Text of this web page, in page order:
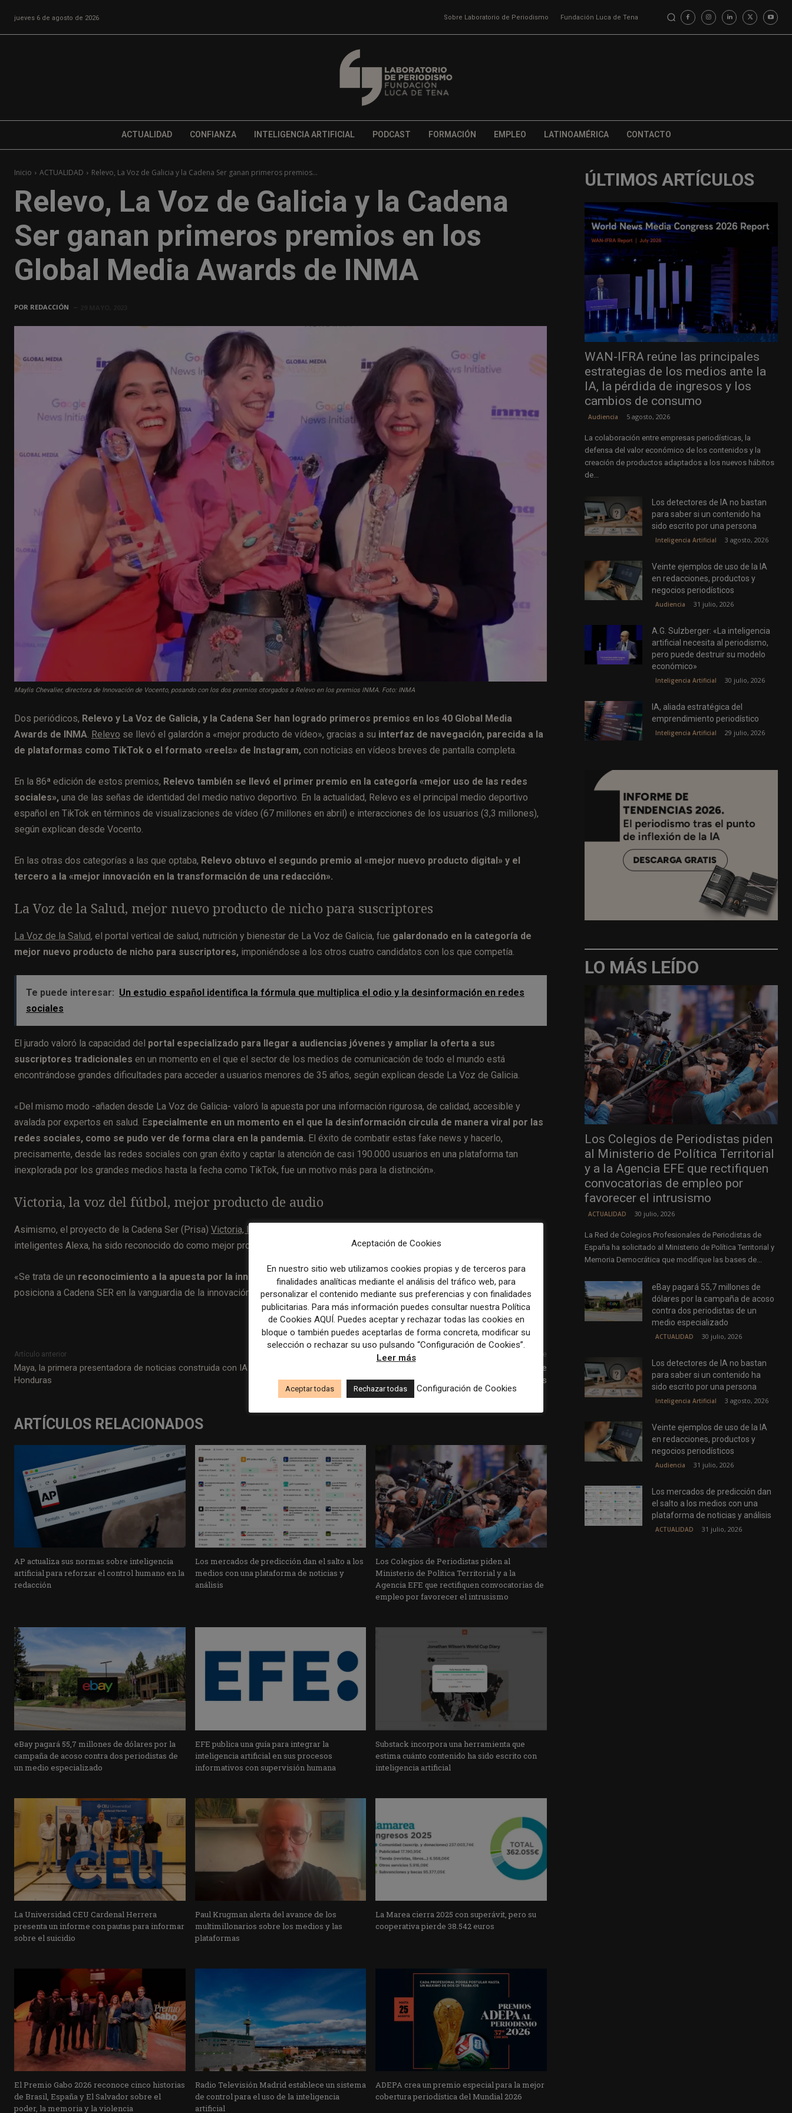
jueves 6 de agosto de 2026 Sobre Laboratorio de Periodismo Fundación Luca de Tena
ACTUALIDAD CONFIANZA INTELIGENCIA ARTIFICIAL PODCAST FORMACIÓN EMPLEO LATINOAMÉRICA CONTACTO
Inicio ACTUALIDAD Relevo, La Voz de Galicia y la Cadena Ser ganan primeros premios...
Relevo, La Voz de Galicia y la Cadena
Ser ganan primeros premios en los
Global Media Awards de INMA
POR REDACCIÓN
Maylis Chevalier, directora de Innovación de Vocento, posando con los dos premios otorgados a Relevo en los premios INMA. Foto: INMA
Dos periódicos, Relevo y La Voz de Galicia, y la Cadena Ser han logrado primeros premios en los 40 Global Media
Awards de INMA. Relevo se llevó el galardón a «mejor producto de vídeo», gracias a su interfaz de navegación, parecida a la
de plataformas como TikTok o el formato «reels» de Instagram, con noticias en vídeos breves de pantalla completa.
En la 86ª edición de estos premios, Relevo también se llevó el primer premio en la categoría «mejor uso de las redes
sociales», una de las señas de identidad del medio nativo deportivo. En la actualidad, Relevo es el principal medio deportivo
español en TikTok en términos de visualizaciones de vídeo (67 millones en abril) e interacciones de los usuarios (3,3 millones),
según explican desde Vocento.
En las otras dos categorías a las que optaba, Relevo obtuvo el segundo premio al «mejor nuevo producto digital» y el
tercero a la «mejor innovación en la transformación de una redacción».
La Voz de la Salud, mejor nuevo producto de nicho para suscriptores
La Voz de la Salud, el portal vertical de salud, nutrición y bienestar de La Voz de Galicia, fue galardonado en la categoría de
mejor nuevo producto de nicho para suscriptores, imponiéndose a los otros cuatro candidatos con los que competía.
Te puede interesar: Un estudio español identifica la fórmula que multiplica el odio y la desinformación en redes
sociales
El jurado valoró la capacidad del portal especializado para llegar a audiencias jóvenes y ampliar la oferta a sus
suscriptores tradicionales en un momento en el que el sector de los medios de comunicación de todo el mundo está
encontrándose grandes dificultades para acceder a usuarios menores de 35 años, según explican desde La Voz de Galicia.
«Del mismo modo -añaden desde La Voz de Galicia- valoró la apuesta por una información rigurosa, de calidad, accesible y
avalada por expertos en salud. Especialmente en un momento en el que la desinformación circula de manera viral por las
redes sociales, como se pudo ver de forma clara en la pandemia. El éxito de combatir estas fake news y hacerlo,
precisamente, desde las redes sociales con gran éxito y captar la atención de casi 190.000 usuarios en una plataforma tan
inexplorada por los grandes medios hasta la fecha como TikTok, fue un motivo más para la distinción».
Victoria, la voz del fútbol, mejor producto de audio
Asimismo, el proyecto de la Cadena Ser (Prisa) Victoria, la voz del fútbol
inteligentes Alexa, ha sido reconocido do como mejor producto de audio del año.
«Se trata de un reconocimiento a la apuesta por la innovación y la tecnología aplicada a la información de PRISA Media
posiciona a Cadena SER en la vanguardia de la innovación en el mundo del audio», señalan desde Prisa.
Artículo anterior
Maya, la primera presentadora de noticias construida con IA en
Honduras
Artículo siguiente
A coffee in Vienna with Die Presse: AI and reader revenue | The
Audiencers
ARTÍCULOS RELACIONADOS
AP actualiza sus normas sobre inteligencia
artificial para reforzar el control humano en la
redacción
Los mercados de predicción dan el salto a los
medios con una plataforma de noticias y
análisis
Los Colegios de Periodistas piden al
Ministerio de Política Territorial y a la
Agencia EFE que rectifiquen convocatorias de
empleo por favorecer el intrusismo
eBay pagará 55,7 millones de dólares por la
campaña de acoso contra dos periodistas de
un medio especializado
EFE publica una guía para integrar la
inteligencia artificial en sus procesos
informativos con supervisión humana
Substack incorpora una herramienta que
estima cuánto contenido ha sido escrito con
inteligencia artificial
La Universidad CEU Cardenal Herrera
presenta un informe con pautas para informar
sobre el suicidio
Paul Krugman alerta del avance de los
multimillonarios sobre los medios y las
plataformas
La Marea cierra 2025 con superávit, pero su
cooperativa pierde 38.542 euros
El Premio Gabo 2026 reconoce cinco historias
de Brasil, España y El Salvador sobre el
poder, la memoria y la violencia
Radio Televisión Madrid establece un sistema
de control para el uso de la inteligencia
artificial
ADEPA crea un premio especial para la mejor
cobertura periodística del Mundial 2026
ÚLTIMOS ARTÍCULOS
WAN-IFRA reúne las principales
estrategias de los medios ante la
IA, la pérdida de ingresos y los
cambios de consumo
Audiencia 5 agosto, 2026
La colaboración entre empresas periodísticas, la
defensa del valor económico de los contenidos y la
creación de productos adaptados a los nuevos hábitos
de...
Los detectores de IA no bastan
para saber si un contenido ha
sido escrito por una persona
Inteligencia Artificial 3 agosto, 2026
Veinte ejemplos de uso de la IA
en redacciones, productos y
negocios periodísticos
Audiencia 31 julio, 2026
A.G. Sulzberger: «La inteligencia
artificial necesita al periodismo,
pero puede destruir su modelo
económico»
Inteligencia Artificial 30 julio, 2026
IA, aliada estratégica del
emprendimiento periodístico
Inteligencia Artificial 29 julio, 2026
LO MÁS LEÍDO
Los Colegios de Periodistas piden
al Ministerio de Política Territorial
y a la Agencia EFE que rectifiquen
convocatorias de empleo por
favorecer el intrusismo
ACTUALIDAD 30 julio, 2026
La Red de Colegios Profesionales de Periodistas de
España ha solicitado al Ministerio de Política Territorial y
Memoria Democrática que modifique las bases de...
eBay pagará 55,7 millones de
dólares por la campaña de acoso
contra dos periodistas de un
medio especializado
ACTUALIDAD 30 julio, 2026
Los detectores de IA no bastan
para saber si un contenido ha
sido escrito por una persona
Inteligencia Artificial 3 agosto, 2026
Veinte ejemplos de uso de la IA
en redacciones, productos y
negocios periodísticos
Audiencia 31 julio, 2026
Los mercados de predicción dan
el salto a los medios con una
plataforma de noticias y análisis
ACTUALIDAD 31 julio, 2026
Aceptación de Cookies
En nuestro sitio web utilizamos cookies propias y de terceros para
finalidades analíticas mediante el análisis del tráfico web, para
personalizar el contenido mediante sus preferencias y con finalidades
publicitarias. Para más información puedes consultar nuestra Política
de Cookies AQUÍ. Puedes aceptar y rechazar todas las cookies en
bloque o también puedes aceptarlas de forma concreta, modificar su
selección o rechazar su uso pulsando “Configuración de Cookies”.
Leer más
Aceptar todas Rechazar todas Configuración de Cookies